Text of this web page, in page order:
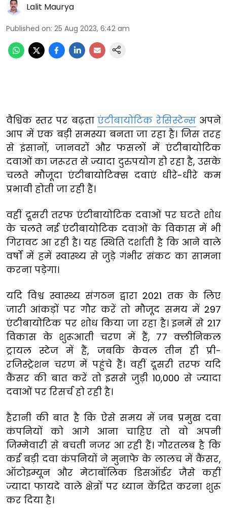
Lalit Maurya
Published on: 25 Aug 2023, 6:42 am
वैश्विक स्तर पर बढ़ता एंटीबायोटिक रेसिस्टेन्सअपने
आप में एक बड़ी समस्या बनता जा रहा है। जिस तरह
से इंसानों, जानवरों और फसलों में एंटीबायोटिक
दवाओं का जरूरत से ज्यादा दुरुपयोग हो रहा है, उसके
चलते मौजूदा एंटीबायोटिक्स दवाएं धीरे-धीरे कम
प्रभावी होती जा रही हैं।
वहीं दूसरी तरफ एंटीबायोटिक दवाओं पर घटते शोध
के चलते नई एंटीबायोटिक दवाओं के विकास में भी
गिरावट आ रही है। यह स्थिति दर्शाती है कि आने वाले
वर्षों में हमें स्वास्थ्य से जुड़े गंभीर संकट का सामना
करना पड़ेगा।
यदि विश्व स्वास्थ्य संगठन द्वारा 2021 तक के लिए
जारी आंकड़ों पर गौर करें तो मौजूद समय में 297
एंटीबायोटिक पर शोध किया जा रहा है। इनमें से 217
विकास के शुरूआती चरण में हैं, 77 क्लीनिकल
ट्रायल स्टेज में हैं, जबकि केवल तीन ही प्री-
रजिस्ट्रेशन चरण में पहुंचे हैं। वहीं दूसरी तरफ यदि
कैंसर की बात करें तो इससे जुड़ी 10,000 से ज्यादा
दवाओं पर रिसर्च हो रही है।
हैरानी की बात है कि ऐसे समय में जब प्रमुख दवा
कंपनियों को आगे आना चाहिए तो वो अपनी
जिम्मेवारी से बचती नजर आ रही हैं। गौरतलब है कि
कई बड़ी दवा कंपनियों ने मुनाफे के लालच में कैंसर,
ऑटोइम्यून और मेटाबॉलिक डिसऑर्डर जैसे कहीं
ज्यादा फायदे वाले क्षेत्रों पर ध्यान केंद्रित करना शुरू
कर दिया है।